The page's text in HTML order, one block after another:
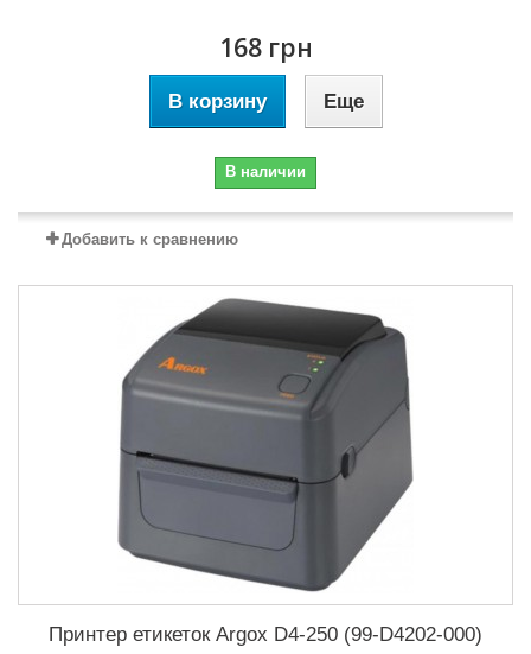
168 грн
В корзину Еще
В наличии
Добавить к сравнению
Принтер етикеток Argox D4-250 (99-D4202-000)